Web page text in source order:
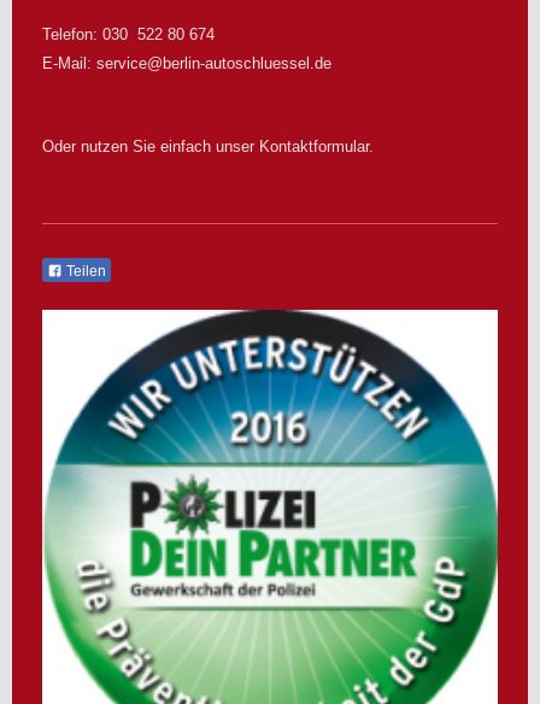
Telefon: 030 522 80 674
E-Mail: service@berlin-autoschluessel.de
Oder nutzen Sie einfach unser Kontaktformular.
Teilen